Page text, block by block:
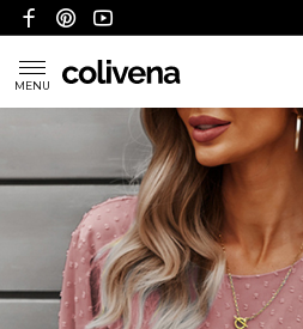
MENU
KATEGORIE
POLITYKA WYSYŁKI
POLITYKA ZWROTÓW I REFUNDACJI